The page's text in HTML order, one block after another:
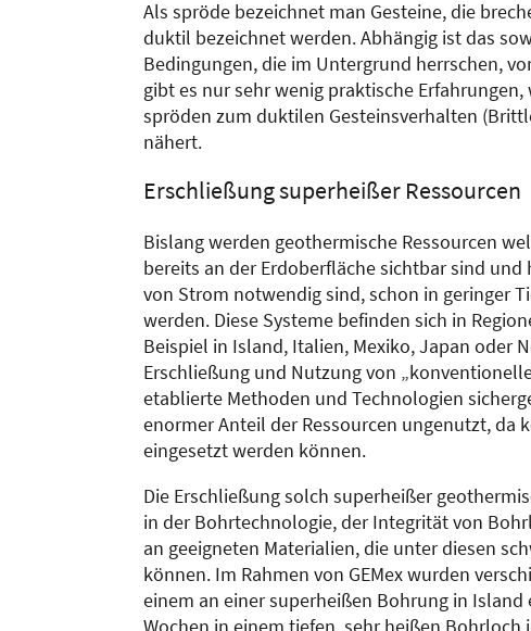
Als spröde bezeichnet man Gesteine, die
duktil bezeichnet werden. Abhängig ist das
Bedingungen, die im Untergrund herrschen,
gibt es nur sehr wenig praktische
spröden zum duktilen Gesteinsverhalten
nähert.
Erschließung superheißer Ressourcen
Bislang werden geothermische Ressourcen
bereits an der Erdoberfläche sichtbar sind
von Strom notwendig sind, schon in geringer
werden. Diese Systeme befinden sich in
Beispiel in Island, Italien, Mexiko, Japan oder
Erschließung und Nutzung von
etablierte Methoden und Technologien
enormer Anteil der Ressourcen ungenutzt,
eingesetzt werden können.
Die Erschließung solch superheißer
in der Bohrtechnologie, der Integrität von
an geeigneten Materialien, die unter diesen
können. Im Rahmen von GEMex wurden
einem an einer superheißen Bohrung in